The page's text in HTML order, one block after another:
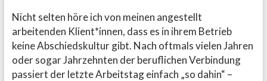
Nicht selten höre ich von meinen angestellt
arbeitenden Klient*innen, dass es in ihrem Betrieb
keine Abschiedskultur gibt. Nach oftmals vielen Jahren
oder sogar Jahrzehnten der beruflichen Verbindung
passiert der letzte Arbeitstag einfach „so dahin“ –